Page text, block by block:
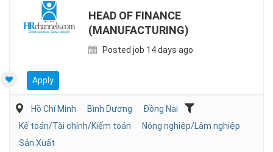
HEAD OF FINANCE
(MANUFACTURING)
Posted job 14 days ago
Apply
Hồ Chí Minh Bình Dương
Đồng Nai
Kế toán/Tài chính/Kiểm toán
Nông nghiệp/Lâm nghiệp
Sản Xuất